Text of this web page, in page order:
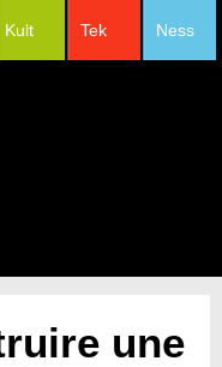
Ness
Tek
Kult
une